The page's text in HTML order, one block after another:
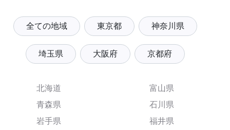
全ての地域 東京都 神奈川県
埼玉県 大阪府 京都府
北海道
青森県
岩手県
富山県
石川県
福井県